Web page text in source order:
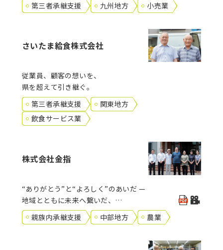
第三者承継支援
九州地方 小売業
さいたま給食株式会社
従業員、顧客の想いを、
県を超えて引き継ぐ。
第三者承継支援
関東地方
飲食サービス業
株式会社金指
“ありがとう”と“よろしく”のあいだ —
地域とともに未来へ繋いだ、
親族内承継と支援の記録
親族内承継支援 中部地方 農業